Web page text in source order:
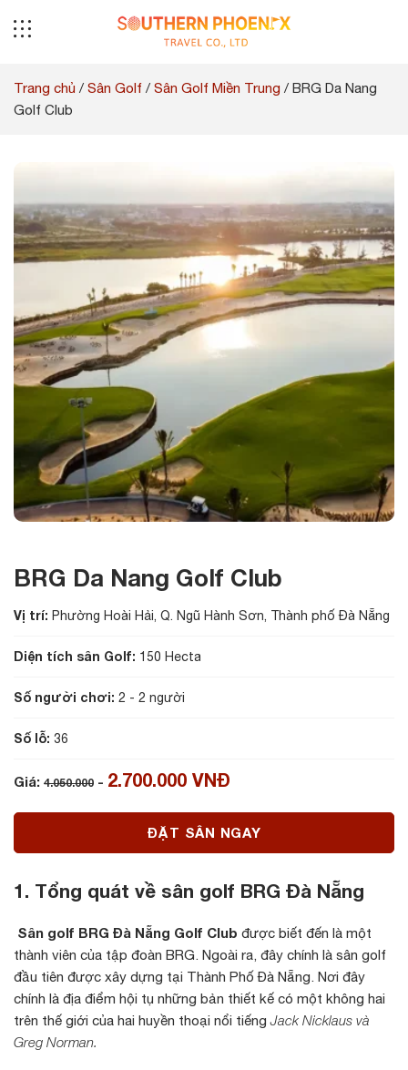
Trang chủ / Sân Golf / Sân Golf Miền Trung / BRG Da Nang
Golf Club
BRG Da Nang Golf Club
Vị trí: Phường Hoài Hải, Q. Ngũ Hành Sơn, Thành phố Đà Nẵng
Diện tích sân Golf: 150 Hecta
Số người chơi: 2 - 2 người
Số lỗ: 36
Giá: 4.050.000 - 2.700.000 VNĐ
ĐẶT SÂN NGAY
1. Tổng quát về sân golf BRG Đà Nẵng
Sân golf BRG Đà Nẵng Golf Club được biết đến là một
thành viên của tập đoàn BRG. Ngoài ra, đây chính là sân golf
đầu tiên được xây dựng tại Thành Phố Đà Nẵng. Nơi đây
chính là địa điểm hội tụ những bản thiết kế có một không hai
trên thế giới của hai huyền thoại nổi tiếngJack Nicklaus và
Greg Norman.